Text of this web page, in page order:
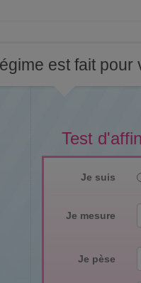
est fait pour
Test
Je suis
Je mesure
Je pèse